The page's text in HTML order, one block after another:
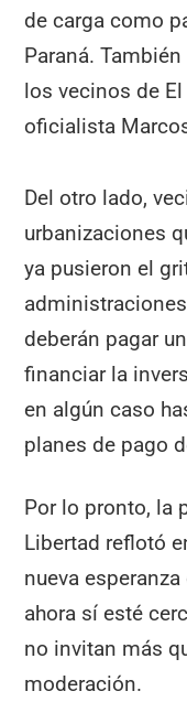
de carga como
Paraná.
los vecinos de
oficialista
Del otro lado,
urbanizaciones
ya pusieron el
deberán pagar
financiar la
en algún caso
planes de pago
Por lo pronto, la
Libertad reflotó
nueva
ahora sí esté
no invitan más
moderación.